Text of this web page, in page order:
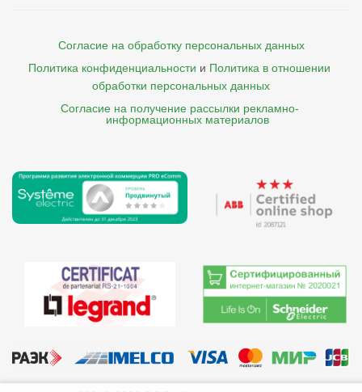
Согласие на обработку персональных данных
Политика конфиденциальности и Политика в отношении
обработки персональных данных
Согласие на получение рассылки рекламно-
    информационных материалов